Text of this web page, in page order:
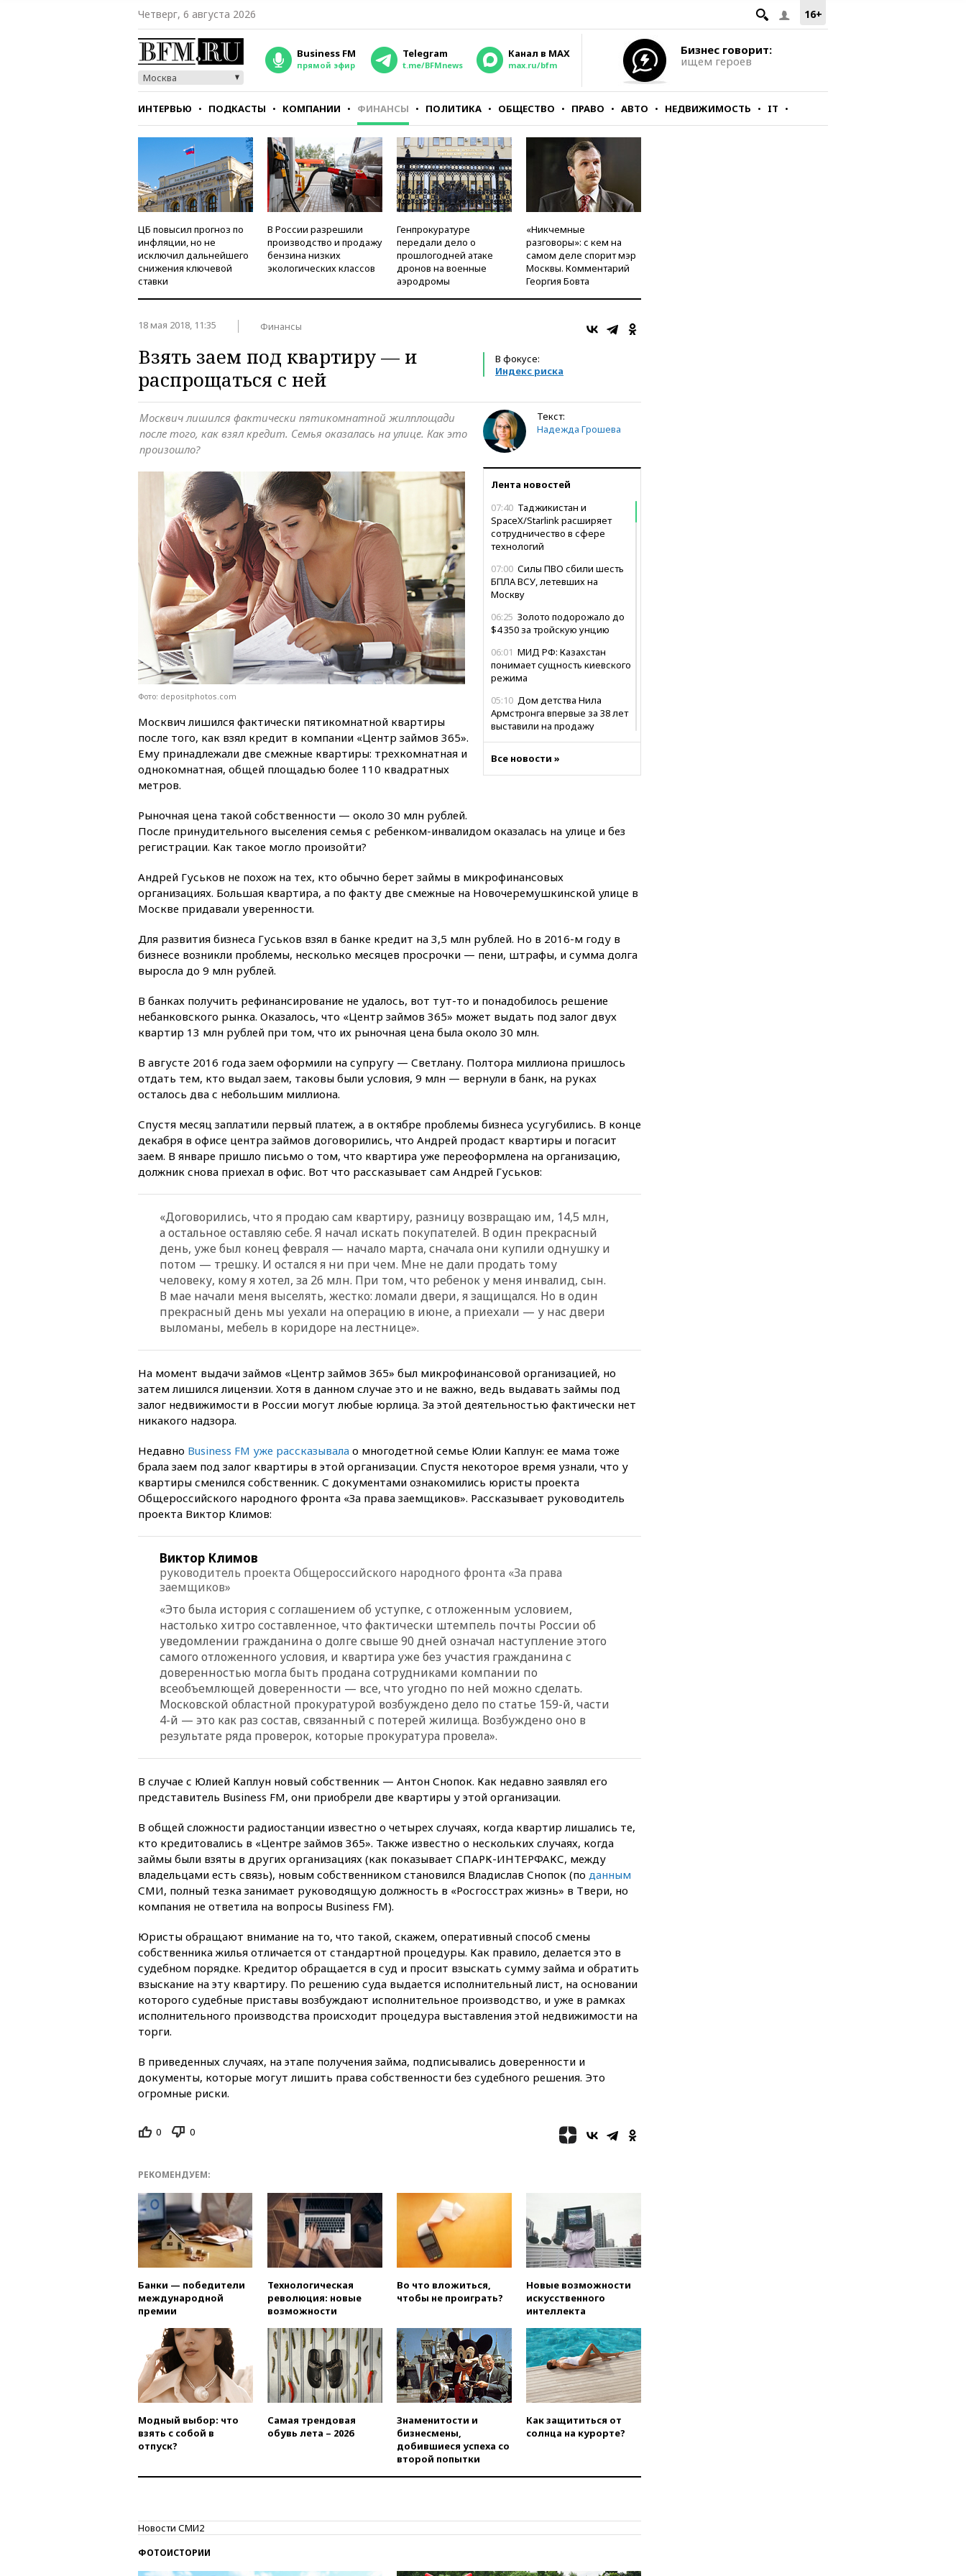
16+
Четверг, 6 августа 2026
Москва
Business FM
прямой эфир
Telegram
t.me/BFMnews
Канал в MAX
max.ru/bfm
Бизнес говорит:
ищем героев
ИНТЕРВЬЮ ПОДКАСТЫ КОМПАНИИ ФИНАНСЫ ПОЛИТИКА ОБЩЕСТВО ПРАВО АВТО НЕДВИЖИМОСТЬ IT
СТИЛЬ ТЕСТЫ
ЦБ повысил прогноз по
инфляции, но не
исключил дальнейшего
снижения ключевой
ставки
В России разрешили
производство и продажу
бензина низких
экологических классов
Генпрокуратуре
передали дело о
прошлогодней атаке
дронов на военные
аэродромы
«Никчемные
разговоры»: с кем на
самом деле спорит мэр
Москвы. Комментарий
Георгия Бовта
18 мая 2018, 11:35 Финансы
В фокусе:
Индекс риска
Взять заем под квартиру — и
распрощаться с ней
Текст:
Надежда Грошева
Лента новостей
07:40 Таджикистан и
SpaceX/Starlink расширяет
сотрудничество в сфере
технологий
07:00 Силы ПВО сбили шесть
БПЛА ВСУ, летевших на
Москву
06:25 Золото подорожало до
$4 350 за тройскую унцию
06:01 МИД РФ: Казахстан
понимает сущность киевского
режима
05:10 Дом детства Нила
Армстронга впервые за 38 лет
выставили на продажу
быть готовой к продолжению
украинского конфликта
01:10 МИД РФ: ЕС пытается
00:05 Девочка с «маской
Бэтмена» показала лицо
историка Артема Кирпиченка
арестовали в Израиле
вчера, 23:23
Кубке России
вчера, 23:00 Пост Дмитриева в
просмотров
вчера, 22:49 Минпромторг:
банкротство «Кванта» не
означает прекращения
РФ
вчера, 22:35Семь грузовых
вагонов сошли с рельсов в
Оренбургской области
вчера, 22:22Минфин: в июле
выросли нефтегазовые
доходы российского бюджета
вчера, 22:15 Аксаков: ЦБ
«Интервидения»
подтвердили, что конкурс
пройдет в Саудовской Аравии
развития театрального
искусства до 2035 года
вчера, 21:21Правительство
РФ разрешило продажу
театральных деятелей
«взрывная» диарея охватила
47 из 50 штатов США
вчера, 20:35 ПВО за 12 часов
сбила 200 украинских
беспилотников
вчера, 20:20Третий комплект
золотых медалей выиграли на
ЧЕ российские синхронистки
вчера, 20:15
угрожает
вчера, 20:08По всей Грузии
электричество
вчера, 20:00Зеленский связал
дефицит ракет с попыткой
Запада принудить Киев к
уступкам
меры безопасности во время
выборов
вчера, 19:35Памфилова
сообщила об омоложении
партийных списков на выборах
в Госдуму
номер «Единой России» в
бюллетене
Wildberries
вчера, 18:45
склад маркетплейса Rozetka
сгорел под Киевом
вчера, 18:35Джаред Лето
лишился роли в фильме
Барри Левинсона на фоне
вчера, 18:28Выборы ректора
ГИТИСа перенесены на «после
1 ноября»
вчера, 18:15Путин указал на
нехватку врачей в
Белгородской области
вчера, 17:58ЕС отменил
военнообязанных украинцев
вчера, 17:45
все округа Белгородской
Все новости »
Москвич лишился фактически пятикомнатной жилплощади
после того, как взял кредит. Семья оказалась на улице. Как это
произошло?
Фото: depositphotos.com
Москвич лишился фактически пятикомнатной квартиры
после того, как взял кредит в компании «Центр займов 365».
Ему принадлежали две смежные квартиры: трехкомнатная и
однокомнатная, общей площадью более 110 квадратных
метров.
Рыночная цена такой собственности — около 30 млн рублей.
После принудительного выселения семья с ребенком-инвалидом оказалась на улице и без
регистрации. Как такое могло произойти?
Андрей Гуськов не похож на тех, кто обычно берет займы в микрофинансовых
организациях. Большая квартира, а по факту две смежные на Новочеремушкинской улице в
Москве придавали уверенности.
Для развития бизнеса Гуськов взял в банке кредит на 3,5 млн рублей. Но в 2016-м году в
бизнесе возникли проблемы, несколько месяцев просрочки — пени, штрафы, и сумма долга
выросла до 9 млн рублей.
В банках получить рефинансирование не удалось, вот тут-то и понадобилось решение
небанковского рынка. Оказалось, что «Центр займов 365» может выдать под залог двух
квартир 13 млн рублей при том, что их рыночная цена была около 30 млн.
В августе 2016 года заем оформили на супругу — Светлану. Полтора миллиона пришлось
отдать тем, кто выдал заем, таковы были условия, 9 млн — вернули в банк, на руках
осталось два с небольшим миллиона.
Спустя месяц заплатили первый платеж, а в октябре проблемы бизнеса усугубились. В конце
декабря в офисе центра займов договорились, что Андрей продаст квартиры и погасит
заем. В январе пришло письмо о том, что квартира уже переоформлена на организацию,
должник снова приехал в офис. Вот что рассказывает сам Андрей Гуськов:
«Договорились, что я продаю сам квартиру, разницу возвращаю им, 14,5 млн,
а остальное оставляю себе. Я начал искать покупателей. В один прекрасный
день, уже был конец февраля — начало марта, сначала они купили однушку и
потом — трешку. И остался я ни при чем. Мне не дали продать тому
человеку, кому я хотел, за 26 млн. При том, что ребенок у меня инвалид, сын.
В мае начали меня выселять, жестко: ломали двери, я защищался. Но в один
прекрасный день мы уехали на операцию в июне, а приехали — у нас двери
выломаны, мебель в коридоре на лестнице».
На момент выдачи займов «Центр займов 365» был микрофинансовой организацией, но
затем лишился лицензии. Хотя в данном случае это и не важно, ведь выдавать займы под
залог недвижимости в России могут любые юрлица. За этой деятельностью фактически нет
никакого надзора.
Недавно Business FM уже рассказывала о многодетной семье Юлии Каплун: ее мама тоже
брала заем под залог квартиры в этой организации. Спустя некоторое время узнали, что у
квартиры сменился собственник. С документами ознакомились юристы проекта
Общероссийского народного фронта «За права заемщиков». Рассказывает руководитель
проекта Виктор Климов:
Виктор Климов
руководитель проекта Общероссийского народного фронта «За права
заемщиков»
«Это была история с соглашением об уступке, с отложенным условием,
настолько хитро составленное, что фактически штемпель почты России об
уведомлении гражданина о долге свыше 90 дней означал наступление этого
самого отложенного условия, и квартира уже без участия гражданина с
доверенностью могла быть продана сотрудниками компании по
всеобъемлющей доверенности — все, что угодно по ней можно сделать.
Московской областной прокуратурой возбуждено дело по статье 159-й, части
4-й — это как раз состав, связанный с потерей жилища. Возбуждено оно в
результате ряда проверок, которые прокуратура провела».
В случае с Юлией Каплун новый собственник — Антон Снопок. Как недавно заявлял его
представитель Business FM, они приобрели две квартиры у этой организации.
В общей сложности радиостанции известно о четырех случаях, когда квартир лишались те,
кто кредитовались в «Центре займов 365». Также известно о нескольких случаях, когда
займы были взяты в других организациях (как показывает СПАРК-ИНТЕРФАКС, между
владельцами есть связь), новым собственником становился Владислав Снопок (по данным
СМИ, полный тезка занимает руководящую должность в «Росгосстрах жизнь» в Твери, но
компания не ответила на вопросы Business FM).
Юристы обращают внимание на то, что такой, скажем, оперативный способ смены
собственника жилья отличается от стандартной процедуры. Как правило, делается это в
судебном порядке. Кредитор обращается в суд и просит взыскать сумму займа и обратить
взыскание на эту квартиру. По решению суда выдается исполнительный лист, на основании
которого судебные приставы возбуждают исполнительное производство, и уже в рамках
исполнительного производства происходит процедура выставления этой недвижимости на
торги.
В приведенных случаях, на этапе получения займа, подписывались доверенности и
документы, которые могут лишить права собственности без судебного решения. Это
огромные риски.
0 0
РЕКОМЕНДУЕМ:
Банки — победители
международной
премии
Технологическая
революция: новые
возможности
Во что вложиться,
чтобы не проиграть?
Новые возможности
искусственного
интеллекта
Модный выбор: что
взять с собой в
отпуск?
Самая трендовая
обувь лета – 2026
Знаменитости и
бизнесмены,
добившиеся успеха со
второй попытки
Как защититься от
солнца на курорте?
Новости СМИ2
ФОТОИСТОРИИ